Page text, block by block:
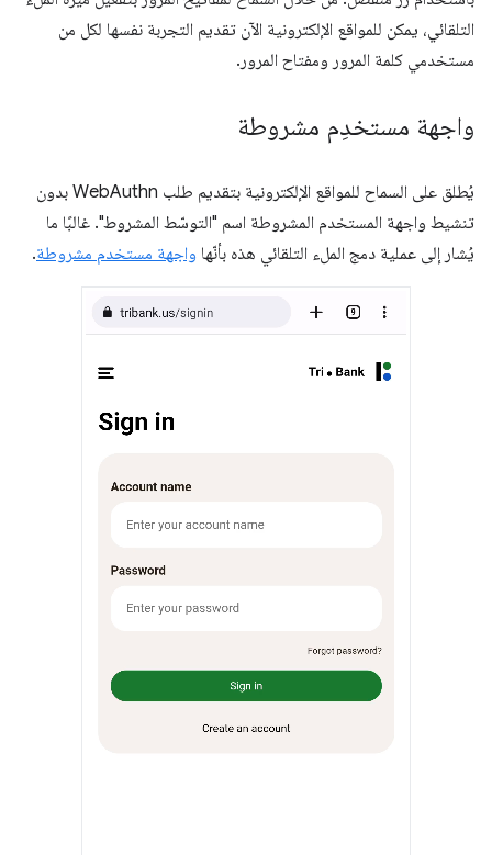
التلقائي، يمكن للمواقع الإلكترونية الآن تقديم التجربة نفسها لكل من
مستخدمي كلمة المرور ومفتاح المرور.
واجهة مستخدِم مشروطة
يُطلق على السماح للمواقع الإلكترونية بتقديم طلب WebAuthn بدون
تنشيط واجهة المستخدم المشروطة اسم "التوسّط المشروط". غالبًا ما
يُشار إلى عملية دمج الملء التلقائي هذه بأنّها واجهة مستخدم مشروطة.